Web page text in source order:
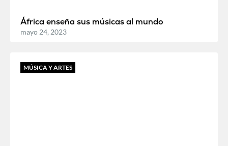
África enseña sus músicas al mundo
mayo 24, 2023
MÚSICA Y ARTES